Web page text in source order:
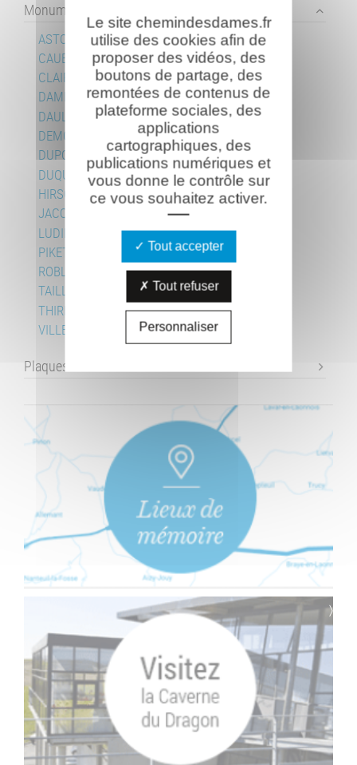
Monuments individuels
ASTOUL Louis
CAUBERT Pierre
CLAIRET Fernand
DAMEZ Georges
DAULY Jean
DEMONGEOT Marcel
DUPOUY Henri
DUQUENOY Marcel
HIRSCH Joseph
JACQUINOT Félix
LUDIN Roger
PIKETTY Jean
ROBLIN Jean
TAILLEFERT Frédéric
THIRIEZ Maurice
VILLEPELET Joseph
Plaques commémoratives
Le site chemindesdames.fr
utilise des cookies afin de
proposer des vidéos, des
boutons de partage, des
remontées de contenus de
plateforme sociales, des
applications
cartographiques, des
publications numériques et
vous donne le contrôle sur
ce vous souhaitez activer.
Tout accepter
Tout refuser
Personnaliser